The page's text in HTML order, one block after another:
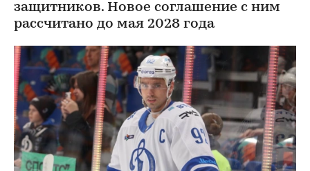
защитников. Новое соглашение с ним
рассчитано до мая 2028 года